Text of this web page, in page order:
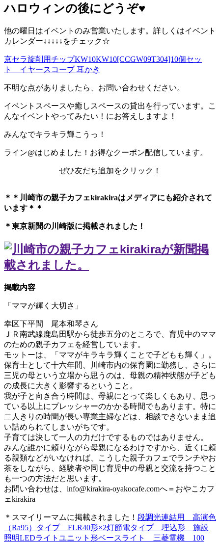
ハロウィンの後にどうぞ♥️
他の曜日はイベントのみ営業いたします。詳しくはイベント
カレンダー↓↓↓↓↓をチェック☆
京セラ旋削用チップKW10KW10[CCGW09T304]10個セッ
ト イヤースコープ 耳かき
不明な点がありましたら、お問い合わせください。
イベントスペースや癒しスペースの貸出を行っています。こ
んなイベントやってみたい！にお答えしますよ！
みんなでキラキラ輝こうっ！
ライン@はじめました！お得なクーポン配信しています。
ぜひ友だち追加をクリック！
＊＊川崎市の親子カフェkirakiraは メディアにも紹介されて
います＊＊
＊東京新聞の川崎版に掲載されました！
掲載内容
「ママが輝く大切さ」
幸区下平間 尾本和琴さん
ＪＲ南武線鹿島田駅から徒歩五分のところで、育児中のママ
のための親子カフェを経営しています。
モットーは、「ママがキラキラ輝くことで子どもも輝く」。
保育士として十六年間、川崎市内の保育園に勤務し、さらに
三児の母という立場から思うのは、母親の精神状態が子ども
の成長に大きく影響するということ。
我が子と向き合う時間は、母親にとって楽しくもあり、思っ
ている以上にプレッシャーのかかる時間でもあります。特に
二人きりの時間が長い専業主婦などは、相談できないまま追
い詰められてしまいがちです。
子育ては決して一人の力だけでするものではありません。
みんな誰かに頼りながら母親になるわけですから、近くに頼
る親類などがいなければ、こうした親子カフェでランチやお
茶をしながら、経験者や同じ育児中の母親と交流を持つこと
も一つの方法だと思います。
お問い合わせは、 info@kirakira-oyakocafe.comへ＝おやこカフ
ェkirakira
＊スマイリーマムに掲載されました！ 段調光連結用 高演色
（Ra95）タイプ FLR40形×2灯節電タイプ 埋込形 施設
照明LEDライトユニット形ベースライト 三菱電機 100